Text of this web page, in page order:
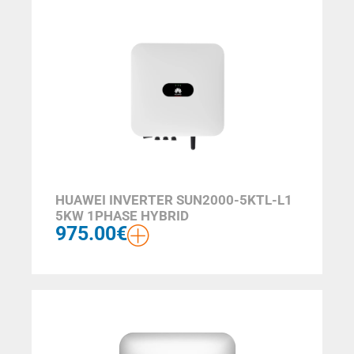
HUAWEI INVERTER SUN2000-5KTL-L1
5KW 1PHASE HYBRID
975.00€